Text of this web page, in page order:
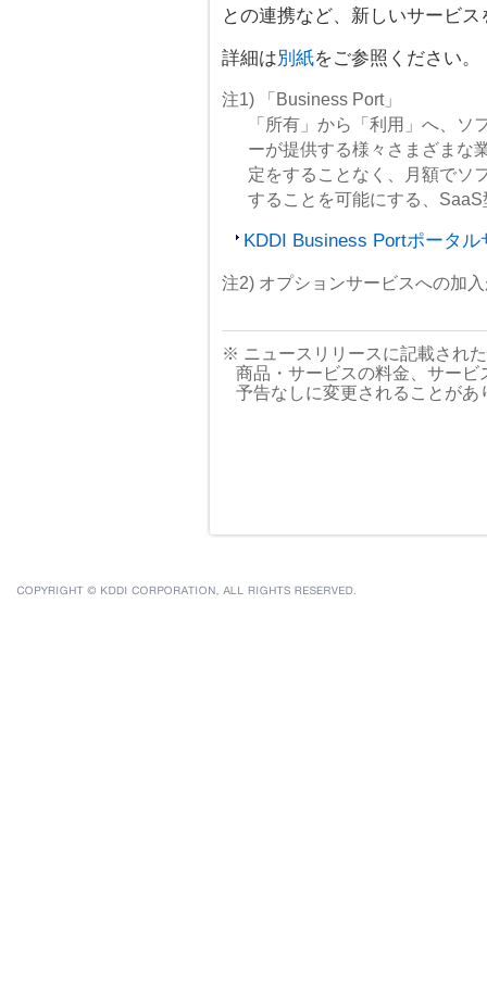
との連携など、新しいサービ
詳細は別紙をご参照ください。
注1) 「Business Port」
「所有」から「利用」へ、
ーが提供する様々さまざまな
定をすることなく、月額でソ
することを可能にする、
KDDI Business Portポータル
注2) オプションサービスへの加
※ ニュースリリースに記載され
商品・サービスの料金、サー
予告なしに変更されることが